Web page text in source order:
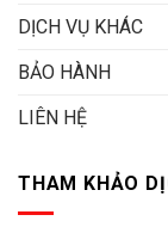
DỊCH VỤ KHÁC
BẢO HÀNH
LIÊN HỆ
THAM KHẢO